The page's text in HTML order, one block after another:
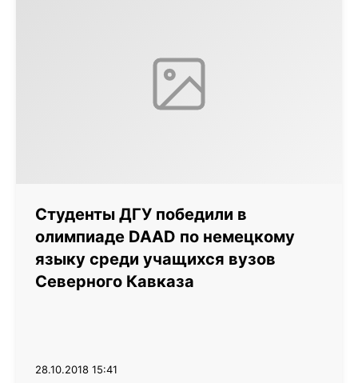
Студенты ДГУ победили в
олимпиаде DAAD по немецкому
языку среди учащихся вузов
Северного Кавказа
28.10.2018 15:41